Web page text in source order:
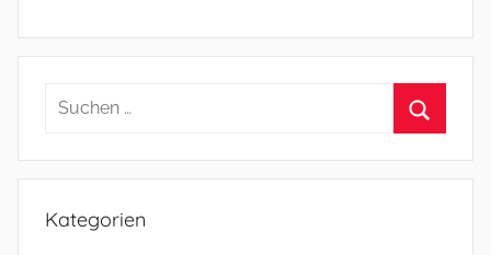
Suchen
Kategorien